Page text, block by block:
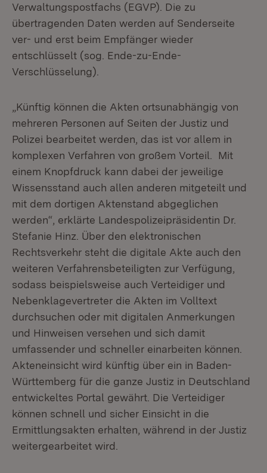
Verwaltungspostfachs (EGVP). Die zu
übertragenden Daten werden auf Senderseite
ver- und erst beim Empfänger wieder
entschlüsselt (sog. Ende-zu-Ende-
Verschlüsselung).
„Künftig können die Akten ortsunabhängig von
mehreren Personen auf Seiten der Justiz und
Polizei bearbeitet werden, das ist vor allem in
komplexen Verfahren von großem Vorteil. Mit
einem Knopfdruck kann dabei der jeweilige
Wissensstand auch allen anderen mitgeteilt und
mit dem dortigen Aktenstand abgeglichen
werden“, erklärte Landespolizeipräsidentin Dr.
Stefanie Hinz. Über den elektronischen
Rechtsverkehr steht die digitale Akte auch den
weiteren Verfahrensbeteiligten zur Verfügung,
sodass beispielsweise auch Verteidiger und
Nebenklagevertreter die Akten im Volltext
durchsuchen oder mit digitalen Anmerkungen
und Hinweisen versehen und sich damit
umfassender und schneller einarbeiten können.
Akteneinsicht wird künftig über ein in Baden-
Württemberg für die ganze Justiz in Deutschland
entwickeltes Portal gewährt. Die Verteidiger
können schnell und sicher Einsicht in die
Ermittlungsakten erhalten, während in der Justiz
weitergearbeitet wird.